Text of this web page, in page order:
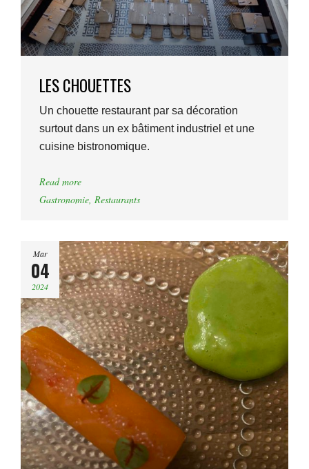
LES CHOUETTES
Un chouette restaurant par sa décoration
surtout dans un ex bâtiment industriel et une
cuisine bistronomique.
Read more
Gastronomie, Restaurants
Mar
04
2024